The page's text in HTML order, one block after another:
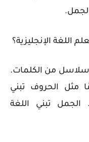
اللغة الإنجليزية؟
سلاسل من الكلمات.
مثل الحروف تبني
الجمل تبني اللغة